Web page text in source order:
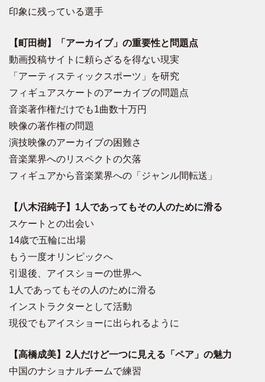
印象に残っている選手
【町田樹】「アーカイブ」の重要性と問題点
動画投稿サイトに頼らざるを得ない現実
「アーティスティックスポーツ」を研究
フィギュアスケートのアーカイブの問題点
音楽著作権だけでも1曲数十万円
映像の著作権の問題
演技映像のアーカイブの困難さ
音楽業界へのリスペクトの欠落
フィギュアから音楽業界への「ジャンル間転送」
【八木沼純子】1人であってもその人のために滑る
スケートとの出会い
14歳で五輪に出場
もう一度オリンピックへ
引退後、アイスショーの世界へ
1人であってもその人のために滑る
インストラクターとして活動
現役でもアイスショーに出られるように
【高橋成美】2人だけど一つに見える「ペア」の魅力
中国のナショナルチームで練習